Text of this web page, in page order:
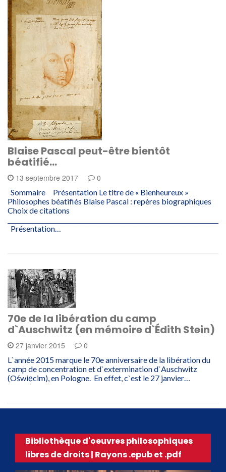
Blaise Pascal peut-être bientôt
béatifié…
13 septembre 2017 0
Sommaire Présentation Le titre de « Bienheureux »
Philosophes béatifiés Blaise Pascal : repères biographiques
Choix de citations
Présentation…
70e de la libération du camp
d`Auschwitz (en mémoire d`Édith Stein)
27 janvier 2015 0
L`année 2015 marque le 70e anniversaire de la libération du
camp de concentration et d`extermination d`Auschwitz
(Oświẹcim), en Pologne. En effet, c`est le 27 janvier…
Bibliothèque d'oeuvres philosophiques
libres de droits | Rayons .epub et .pdf